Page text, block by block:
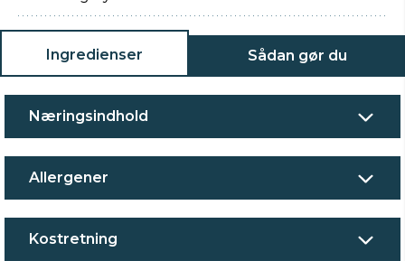
Ingredienser Sådan gør du
Næringsindhold
Allergener
Kostretning